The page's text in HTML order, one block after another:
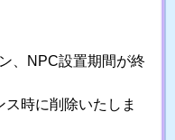
、NPC設置期間が終
時に削除いたしま